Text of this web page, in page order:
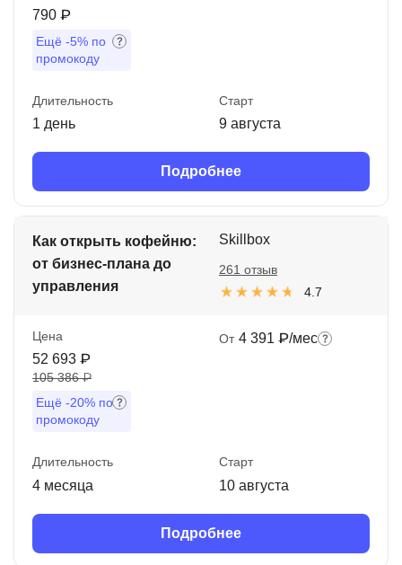
790 ₽
Ещё -5% по
промокоду
Длительность
1 день
Старт
9 августа
Подробнее
Как открыть кофейню:
от бизнес-плана до
управления
Skillbox
4.7
261 отзыв
Цена
52 693 ₽
105 386 ₽
Ещё -20% по
промокоду
От 4 391 ₽/мес
Длительность
4 месяца
Старт
10 августа
Подробнее